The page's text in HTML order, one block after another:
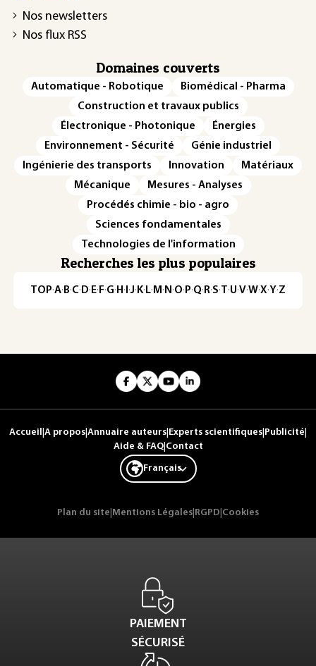
Nos newsletters
Nos flux RSS
Domaines couverts
Automatique - Robotique
Biomédical - Pharma
Construction et travaux publics
Électronique - Photonique
Énergies
Environnement - Sécurité
Génie industriel
Ingénierie des transports
Innovation
Matériaux
Mécanique
Mesures - Analyses
Procédés chimie - bio - agro
Sciences fondamentales
Technologies de l'information
Recherches les plus populaires
TOP·A·B·C· D· E· F·G· H · ·J· K· L· M · N ·O· P·Q· R·S·T·U·V·W·X·Y·Z
Accueil A propos Annuaire auteurs Experts scientifiques Publicité
Aide & FAQ| Contact
Français
Plan du site Mentions Légales RGPD Cookies
PAIEMENT
SÉCURISÉ